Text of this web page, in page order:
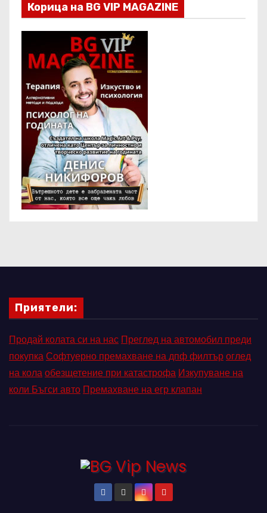
Корица на BG VIP MAGAZINE
Приятели:
Продай колата си на нас Преглед на автомобил преди
покупкаСофтуерно премахване на дпф филтъроглед
на колаобезщетение при катастрофа Изкупуване на
коли Бъгси авто Премахване на егр клапан